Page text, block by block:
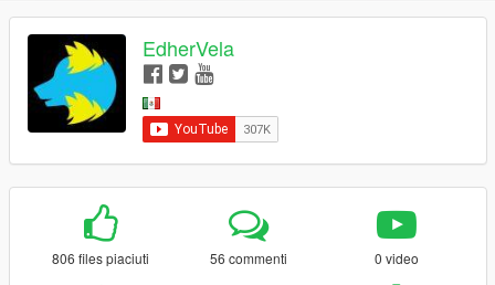
EdherVela
806 files piaciuti 56 commenti 0 video